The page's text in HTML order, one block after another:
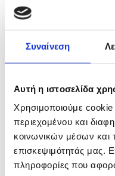
Συναίνεση
Αυτή η ιστοσελίδα
Χρησιμοποιούμε cookie
περιεχομένου και
κοινωνικών μέσων και
επισκεψιμότητάς μας.
πληροφορίες που
πριν 13 λεπτά
Τμήμα
πριν 11 ώρες
Νέο επεισόδιο με
της...
πριν 12 ώρες
Στο Ευρωπαϊκό
και...